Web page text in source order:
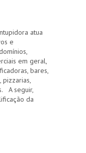
atua
e
em geral,
bares,
pizzarias,
A seguir,
da